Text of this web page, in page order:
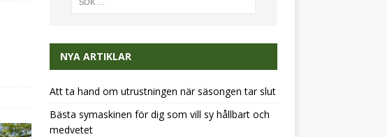
NYA ARTIKLAR
Att ta hand om utrustningen när säsongen tar slut
Bästa symaskinen för dig som vill sy hållbart och
medvetet